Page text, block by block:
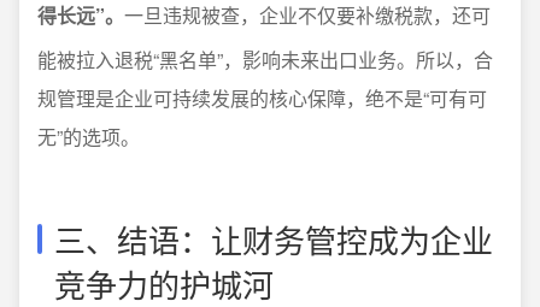
得长远”。 一旦违规被查，企业不仅要补缴税款，还可
能被拉入退税“黑名单”，影响未来出口业务。所以，合
规管理是企业可持续发展的核心保障，绝不是“可有可
无”的选项。
三、结语：让财务管控成为企业
竞争力的护城河